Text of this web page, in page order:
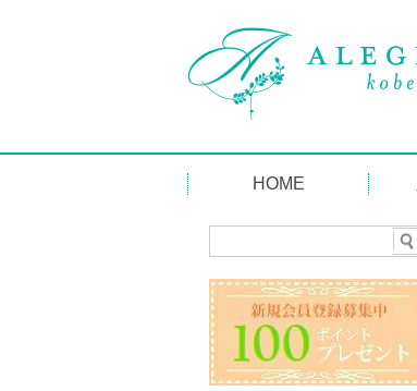
HOME
志